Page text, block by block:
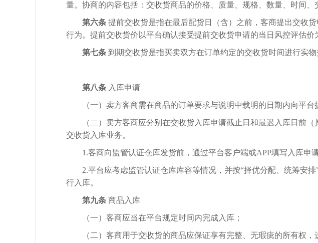
量。协商的内容包括：交收货商品的价格、质量、规格、数量、时间、
第六条 提前交收货是指在最后配货日（含）之前，客商提出交收
行为。提前交收货价以平台确认接受提前交收货申请的当日风控评估价
第七条 到期交收货是指买卖双方在订单约定的交收货时间进行实
第八条 入库申请
（一）卖方客商需在商品的订单要求与说明中载明的日期内向平台
（二）卖方客商应分别在交收货入库申请截止日和最迟入库日前
交收货入库业务。
1.客商向监管认证仓库发货前，通过平台客户端或APP填写入库申请
2.平台应考虑监管认证仓库库容等情况，并按“择优分配、统筹安
行入库。
第九条 商品入库
（一）客商应当在平台规定时间内完成入库；
（二）客商用于交收货的商品应保证享有完整、无瑕疵的所有权